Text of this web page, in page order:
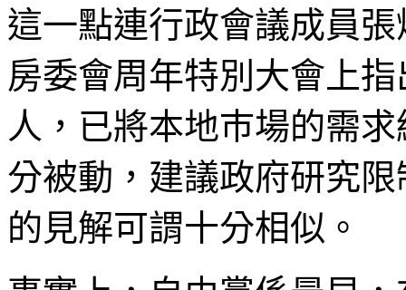
這一點連行政會議成員
房委會周年特別大會上
人，已將本地巿場的需
分被動，建議政府研究
的見解可謂十分相似。